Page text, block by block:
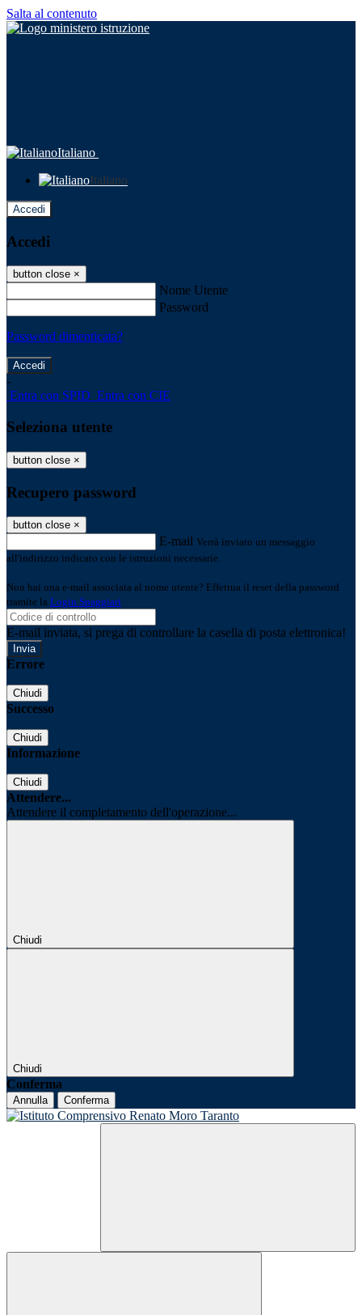
Salta al contenuto
Italiano
Italiano
Accedi
Accedi
button close ×
Nome Utente
Password
Password dimenticata?
-
Entra con SPID Entra con CIE
Seleziona utente
button close ×
Recupero password
button close ×
E-mail Verrà inviato un messaggio
all'indirizzo indicato con le istruzioni necessarie.
Non hai una e-mail associata al nome utente? Effettua il reset della password
tramite la Login Spaggiari
E-mail inviata, si prega di controllare la casella di posta elettronica!
Errore
Chiudi
Successo
Chiudi
Informazione
Chiudi
Attendere...
Attendere il completamento dell'operazione...
Chiudi
Chiudi
Conferma
Annulla Conferma